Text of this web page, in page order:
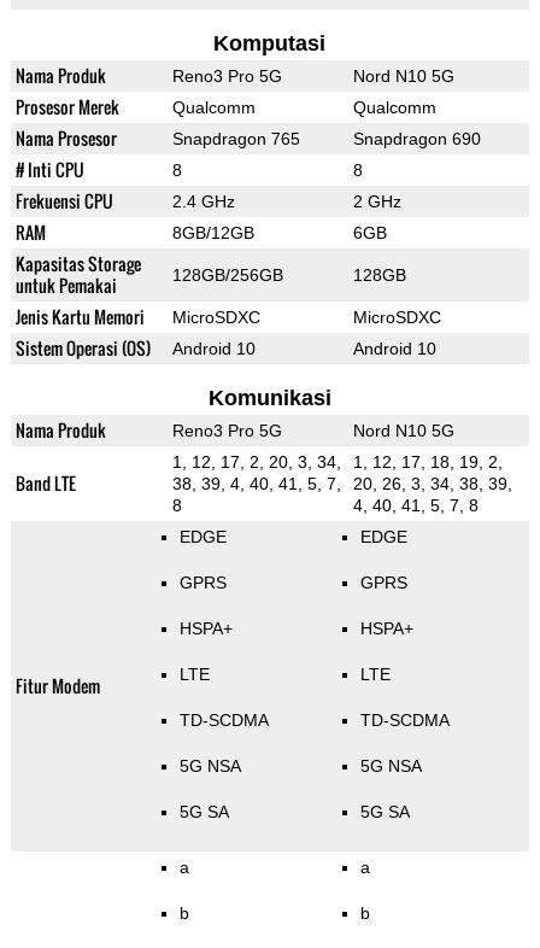
Komputasi
Nama Produk Reno3 Pro 5G Nord N10 5G
Prosesor Merek Qualcomm Qualcomm
Nama Prosesor Snapdragon 765 Snapdragon 690
# Inti CPU 8 8
Frekuensi CPU 2.4 GHz 2 GHz
RAM 8GB/12GB 6GB
Kapasitas Storage
untuk Pemakai
128GB/256GB 128GB
Jenis Kartu Memori MicroSDXC MicroSDXC
Sistem Operasi (OS) Android 10 Android 10
Komunikasi
Nama Produk Reno3 Pro 5G Nord N10 5G
Band LTE
1, 12, 17, 2, 20, 3, 34,
38, 39, 4, 40, 41, 5, 7,
8
1, 12, 17, 18, 19, 2,
20, 26, 3, 34, 38, 39,
4, 40, 41, 5, 7, 8
Fitur Modem
EDGE
GPRS
HSPA+
LTE
TD-SCDMA
5G NSA
5G SA
EDGE
GPRS
HSPA+
LTE
TD-SCDMA
5G NSA
5G SA
a
b
a
b